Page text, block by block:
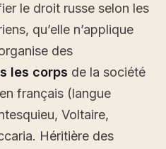
le droit russe selon les
qu’elle n’applique
des
les corps de la société
français (langue
Voltaire,
Héritière des